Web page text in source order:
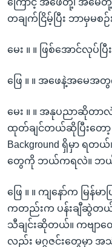
တချက်ငြိမ့်ပြီး ဘာမှမ
မေး ။ ။ ဖြစ်အောင်လုပ်
ဖြေ ။ ။ အဖေနဲ့အမေအ
မေး ။ ။ အနုပညာဆိုတာလဲ
ထုတ်ချင်တယ်ဆိုပြီးတေ
Background ရှိမှာ ရ
တွေကို ဘယ်ကရလဲ။ ဘယ်လို
ဖြေ ။ ။ ကျနော်က မြ
ကတည်းက ပန်းချီဆွဲတယ်
သီချင်းဆိုတယ်။ ကဗျာ
လည်း မဂ္ဂဇင်းတွေမှာ အ